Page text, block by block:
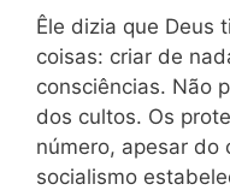
Êle dizia que Deus
coisas: criar de
consciências. Não
dos cultos. Os
número, apesar do
socialismo